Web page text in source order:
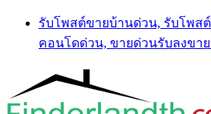
Skip
content
รับโพสต์ขายบ้านด่วน, รับโพส
คอนโดด่วน, ขายด่วนรับลงขา